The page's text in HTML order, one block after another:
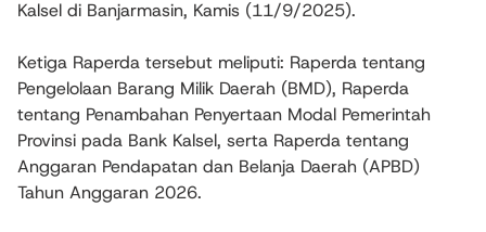
Kalsel di Banjarmasin, Kamis (11/9/2025).
Ketiga Raperda tersebut meliputi: Raperda tentang
Pengelolaan Barang Milik Daerah (BMD), Raperda
tentang Penambahan Penyertaan Modal Pemerintah
Provinsi pada Bank Kalsel, serta Raperda tentang
Anggaran Pendapatan dan Belanja Daerah (APBD)
Tahun Anggaran 2026.